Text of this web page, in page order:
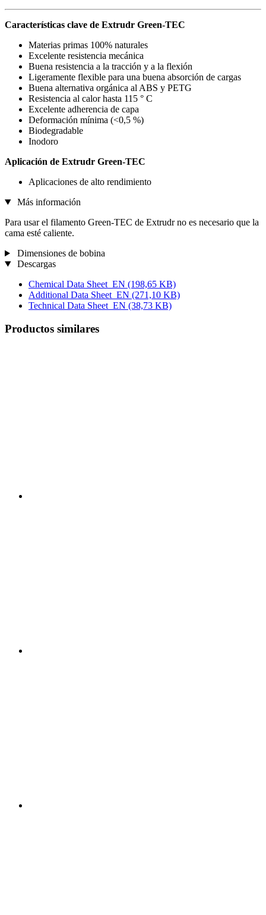
Características clave de Extrudr Green-TEC
Materias primas 100% naturales
Excelente resistencia mecánica
Buena resistencia a la tracción y a la flexión
Ligeramente flexible para una buena absorción de cargas
Buena alternativa orgánica al ABS y PETG
Resistencia al calor hasta 115 ° C
Excelente adherencia de capa
Deformación mínima (<0,5 %)
Biodegradable
Inodoro
Aplicación de Extrudr Green-TEC
Aplicaciones de alto rendimiento
Más información
Para usar el filamento Green-TEC de Extrudr no es necesario que la
cama esté caliente.
Dimensiones de bobina
Descargas
Chemical Data Sheet_EN (198,65 KB)
Additional Data Sheet_EN (271,10 KB)
Technical Data Sheet_EN (38,73 KB)
Productos similares